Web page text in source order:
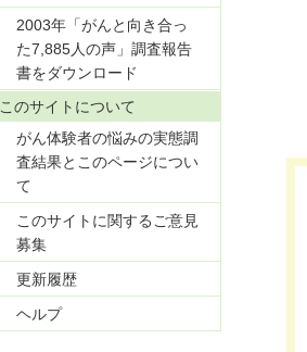
2003年「がんと向き合っ
た7,885人の声」調査報告
書をダウンロード
このサイトについて
がん体験者の悩みの実態調
査結果とこのページについ
て
このサイトに関するご意見
募集
更新履歴
ヘルプ